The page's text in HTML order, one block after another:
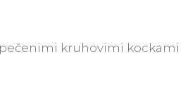
kruhovimi kockami